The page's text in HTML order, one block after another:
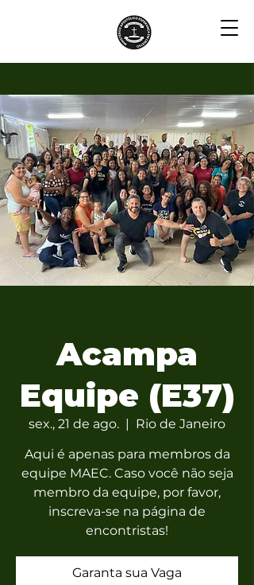
Acampa
Equipe (E37)
sex., 21 de ago.
  |
Rio de Janeiro
Aqui é apenas para membros da
equipe MAEC. Caso você não seja
membro da equipe, por favor,
inscreva-se na página de
encontristas!
Garanta sua Vaga